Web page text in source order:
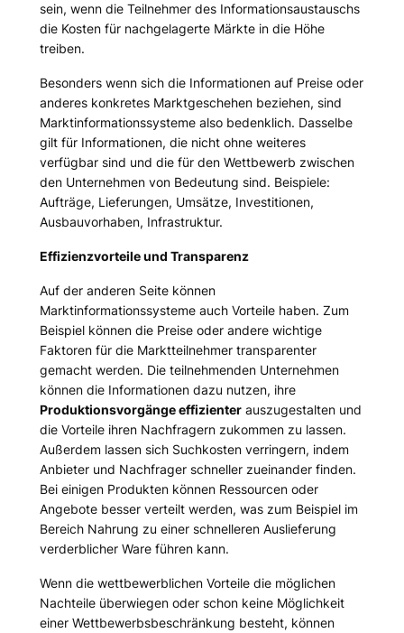
sein, wenn die Teilnehmer des Informationsaustauschs
die Kosten für nachgelagerte Märkte in die Höhe
treiben.
Besonders wenn sich die Informationen auf Preise oder
anderes konkretes Marktgeschehen beziehen, sind
Marktinformationssysteme also bedenklich. Dasselbe
gilt für Informationen, die nicht ohne weiteres
verfügbar sind und die für den Wettbewerb zwischen
den Unternehmen von Bedeutung sind. Beispiele:
Aufträge, Lieferungen, Umsätze, Investitionen,
Ausbauvorhaben, Infrastruktur.
Effizienzvorteile und Transparenz
Auf der anderen Seite können
Marktinformationssysteme auch Vorteile haben. Zum
Beispiel können die Preise oder andere wichtige
Faktoren für die Marktteilnehmer transparenter
gemacht werden. Die teilnehmenden Unternehmen
können die Informationen dazu nutzen, ihre
Produktionsvorgänge effizienterauszugestalten und
die Vorteile ihren Nachfragern zukommen zu lassen.
Außerdem lassen sich Suchkosten verringern, indem
Anbieter und Nachfrager schneller zueinander finden.
Bei einigen Produkten können Ressourcen oder
Angebote besser verteilt werden, was zum Beispiel im
Bereich Nahrung zu einer schnelleren Auslieferung
verderblicher Ware führen kann.
Wenn die wettbewerblichen Vorteile die möglichen
Nachteile überwiegen oder schon keine Möglichkeit
einer Wettbewerbsbeschränkung besteht, können